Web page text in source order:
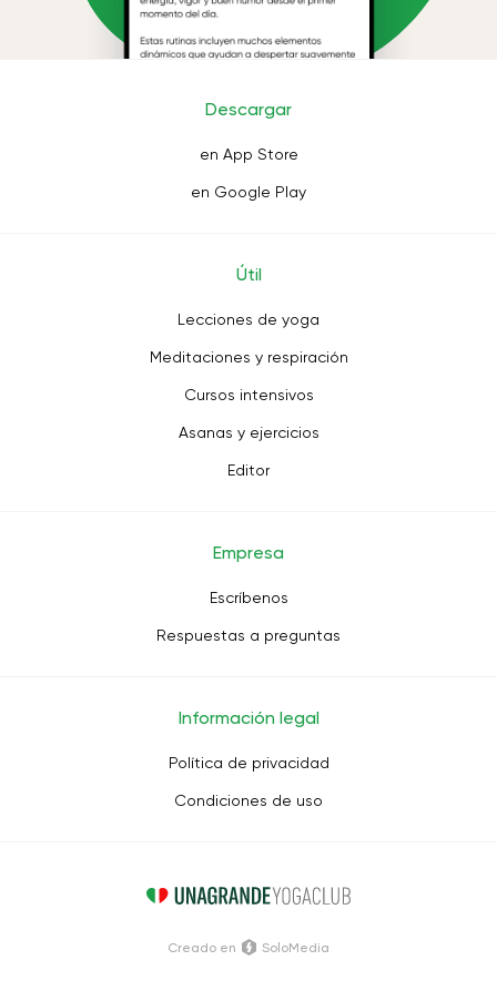
Descargar
en App Store
en Google Play
Útil
Lecciones de yoga
Meditaciones y respiración
Cursos intensivos
Asanas y ejercicios
Editor
Empresa
Escríbenos
Respuestas a preguntas
Información legal
Política de privacidad
Condiciones de uso
Creado en SoloMedia